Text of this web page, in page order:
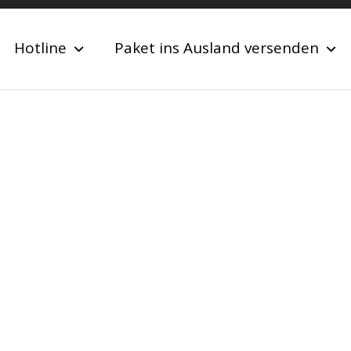
Hotline Paket ins Ausland versenden